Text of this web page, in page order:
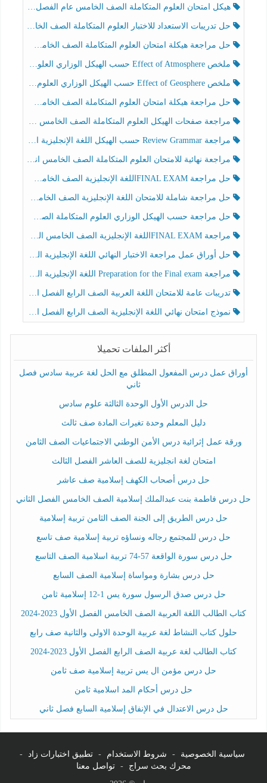
هيكل امتحان العلوم المتكاملة الصف الخامس عام الفصل الدراسي الثالث 2025-2026
حل تدريبات الاستعداد للاختبار العلوم المتكاملة الصف الخامس عام الفصل الثالث
حل مراجعة هيكلة امتحان العلوم المتكاملة الصف الخامس انسبير الفصل الثالث
ملخص Effect of Atmosphere حسب الهيكل الوزاري العلوم المتكاملة الصف الخامس انسبير الفصل الثالث
ملخص Effect of Geosphere حسب الهيكل الوزاري العلوم المتكاملة الصف الخامس انسبير الفصل الثالث
حل مراجعة هيكلة امتحان العلوم المتكاملة الصف الخامس عام الفصل الثالث
مراجعة صفحات الهيكل العلوم المتكاملة الصف الخامس انسبير الفصل الثالث
مراجعة Review Grammar حسب الهيكل اللغة الإنجليزية الصف الخامس الفصل الثالث
مراجعة نهائية للامتحان العلوم المتكاملة الصف الخامس انسبير الفصل الثالث
حل مراجعة FINAL EXAMاللغة الإنجليزية الصف الخامس الفصل الثالث
حل مراجعة شاملة للامتحان اللغة الإنجليزية الصف الخامس الفصل الثالث
حل مراجعة حسب الهيكل الوزاري العلوم المتكاملة الصف الخامس عام الفصل الثالث
مراجعة FINAL EXAMاللغة الإنجليزية الصف الخامس الفصل الثالث
حل أوراق عمل مراجعة الاختبار النهائي اللغة الإنجليزية الصف الرابع الفصل الثالث
مراجعة Preparation for the Final exam اللغة الإنجليزية الصف الرابع الفصل الثالث
تدريبات عامة للامتحان اللغة العربية الصف الرابع الفصل الثالث
نموذج امتحان نهائي اللغة الإنجليزية الصف الرابع الفصل الثالث
أكثر الملفات تحميلا
أوراق عمل درس المفعول المطلق مع الحل لغة عربية سادس فصل
ثاني
حل الدرس الأول الوحدة الثالثة علوم سادس
دليل المعلم وحدة تغيرات المادة صف ثالث
ورقة عمل إثرائية درس الأمن الوطني الاجتماعيات الصف الثامن
امتحان لغة انجليزية للصف العاشر الفصل الثالث
حل درس أصحاب الكهف إسلامية صف عاشر
حل درس فاطمة بنت عبدالملك إسلامية الصف الخامس الفصل الثاني
حل درس الطريق إلى الجنة الصف الثامن تربية إسلامية
حل درس للمجتمع رجاله ونساؤه تربية إسلامية صف تاسع
حل درس سورة الواقعة 57-74 تربية اسلامية الصف التاسع
حل درس بشارة ومواساة إسلامية الصف السابع
حل درس صدق الرسول سورة يس 1-12 إسلامية ثامن
كتاب الطالب اللغة العربية الصف الخامس الفصل الأول 2023-2024
حلول كتاب النشاط لغة عربية الوحدة الاولى والثانية صف رابع
كتاب الطالب لغة عربية الصف الرابع الفصل الأول 2023-2024
حل درس مؤمن ال يس تربية إسلامية صف ثامن
حل درس أحكام المد اسلامية ثامن
حل درس الاعتدال في الإنفاق إسلامية السابع فصل ثاني
سياسية الخصوصية - شروط الاستخدام - تطبيق اختبارات زاد
-
محرك بحث سراج
-
تواصل معنا